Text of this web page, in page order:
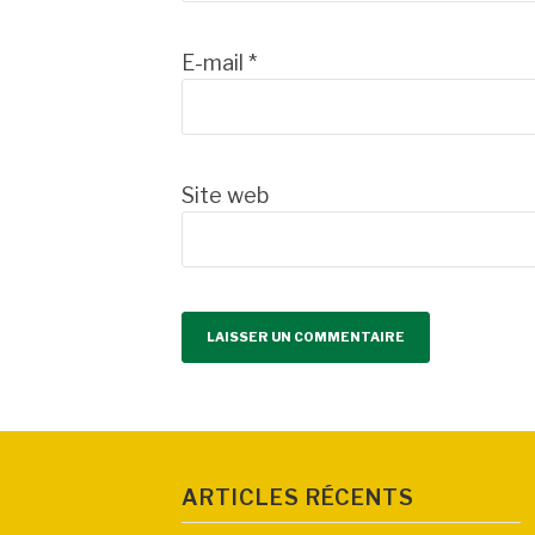
E-mail *
Site web
ARTICLES RÉCENTS